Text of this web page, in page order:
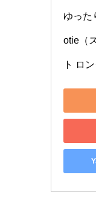
ゆった
otie（
ト ロ